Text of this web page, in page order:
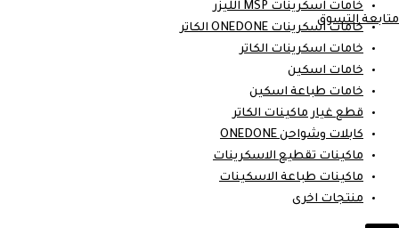
خامات اسكرينات MSP الليزر
خامات اسكرينات ONEDONE الكاتر
خامات اسكرينات الكاتر
خامات اسكين
خامات طباعة اسكين
قطع غيار ماكينات الكاتر
كابلات وشواحن ONEDONE
ماكينات تقطيع الاسكرينات
ماكينات طباعة الاسكينات
منتجات اخرى
متابعة التسوق